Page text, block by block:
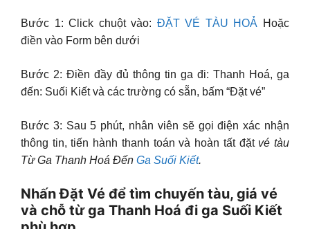
Bước 1: Click chuột vào: ĐẶT VÉ TÀU HOẢ Hoặc
điền vào Form bên dưới
Bước 2: Điền đầy đủ thông tin ga đi: Thanh Hoá, ga
đến: Suối Kiết và các trường có sẵn, bấm “Đặt vé”
Bước 3: Sau 5 phút, nhân viên sẽ gọi điện xác nhận
thông tin, tiến hành thanh toán và hoàn tất đặt vé tàu
Từ Ga Thanh Hoá Đến Ga Suối Kiết.
Nhấn Đặt Vé để tìm chuyến tàu, giá vé
và chỗ từ ga Thanh Hoá đi ga Suối Kiết